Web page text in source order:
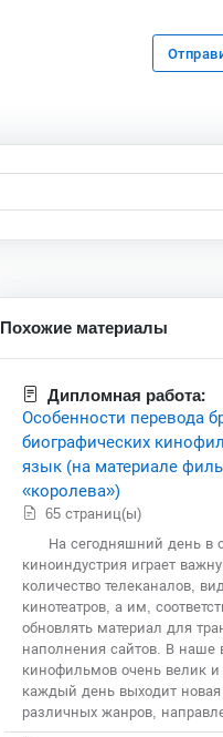
Похожие материалы
Дипломная работа:
Особенности перевода
биографических
язык (на материале
«королева»)
65 страниц(ы)
На сегодняшний день в
киноиндустрия играет
количество телеканалов,
кинотеатров, а им,
обновлять материал для
наполнения сайтов. В наше
кинофильмов очень велик и
каждый день выходит новая
различных жанров,